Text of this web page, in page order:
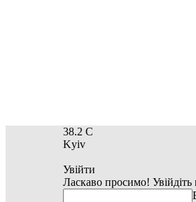
38.2 C
Kyiv
Увійти
Ласкаво просимо! Увійдіть